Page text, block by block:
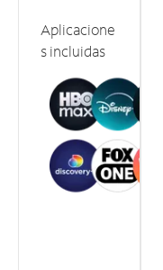
Aplicacione
s incluidas